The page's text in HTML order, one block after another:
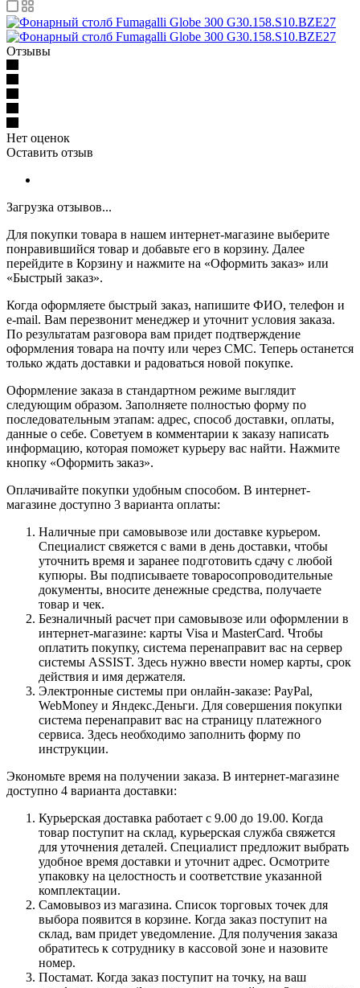
Отзывы
Нет оценок
Оставить отзыв
Загрузка отзывов...
Для покупки товара в нашем интернет-магазине выберите
понравившийся товар и добавьте его в корзину. Далее
перейдите в Корзину и нажмите на «Оформить заказ» или
«Быстрый заказ».
Когда оформляете быстрый заказ, напишите ФИО, телефон и
e-mail. Вам перезвонит менеджер и уточнит условия заказа.
По результатам разговора вам придет подтверждение
оформления товара на почту или через СМС. Теперь останется
только ждать доставки и радоваться новой покупке.
Оформление заказа в стандартном режиме выглядит
следующим образом. Заполняете полностью форму по
последовательным этапам: адрес, способ доставки, оплаты,
данные о себе. Советуем в комментарии к заказу написать
информацию, которая поможет курьеру вас найти. Нажмите
кнопку «Оформить заказ».
Оплачивайте покупки удобным способом. В интернет-
магазине доступно 3 варианта оплаты:
Наличные при самовывозе или доставке курьером.
Специалист свяжется с вами в день доставки, чтобы
уточнить время и заранее подготовить сдачу с любой
купюры. Вы подписываете товаросопроводительные
документы, вносите денежные средства, получаете
товар и чек.
Безналичный расчет при самовывозе или оформлении в
интернет-магазине: карты Visa и MasterCard. Чтобы
оплатить покупку, система перенаправит вас на сервер
системы ASSIST. Здесь нужно ввести номер карты, срок
действия и имя держателя.
Электронные системы при онлайн-заказе: PayPal,
WebMoney и Яндекс.Деньги. Для совершения покупки
система перенаправит вас на страницу платежного
сервиса. Здесь необходимо заполнить форму по
инструкции.
Экономьте время на получении заказа. В интернет-магазине
доступно 4 варианта доставки:
Курьерская доставка работает с 9.00 до 19.00. Когда
товар поступит на склад, курьерская служба свяжется
для уточнения деталей. Специалист предложит выбрать
удобное время доставки и уточнит адрес. Осмотрите
упаковку на целостность и соответствие указанной
комплектации.
Самовывоз из магазина. Список торговых точек для
выбора появится в корзине. Когда заказ поступит на
склад, вам придет уведомление. Для получения заказа
обратитесь к сотруднику в кассовой зоне и назовите
номер.
Постамат. Когда заказ поступит на точку, на ваш